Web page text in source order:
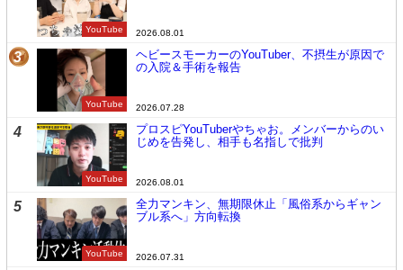
YouTube 2026.08.01
3
YouTube
ヘビースモーカーのYouTuber、不摂生が原因で
の入院＆手術を報告
2026.07.28
4
YouTube
プロスピYouTuberやちゃお。メンバーからのい
じめを告発し、相手も名指しで批判
2026.08.01
5
YouTube
全力マンキン、無期限休止「風俗系からギャン
ブル系へ」方向転換
2026.07.31